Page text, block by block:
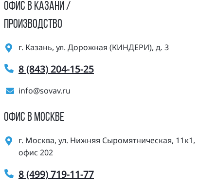
ОФИС В КАЗАНИ /
ПРОИЗВОДСТВО
г. Казань, ул. Дорожная (КИНДЕРИ), д. 3
8 (843) 204-15-25
info@sovav.ru
ОФИС В МОСКВЕ
г. Москва, ул. Нижняя Сыромятническая, 11к1,
офис 202
8 (499) 719-11-77